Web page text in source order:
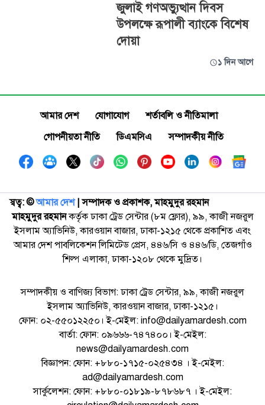
জুলাই গণঅভ্যুত্থান দিবস
উপলক্ষে রূপালী ব্যাংকে বিশেষ
দোয়া
১ দিন আগে
আমার দেশ যোগাযোগ
শর্তাবলি ও নীতিমালা
গোপনীয়তা নীতি
ডিএমসিএ সম্পাদকীয় নীতি
স্বত্ব: ©️আমার দেশ| সম্পাদক ও প্রকাশক, মাহমুদুর রহমান
মাহমুদুর রহমানকর্তৃক ঢাকা ট্রেড সেন্টার (৮ম ফ্লোর), ৯৯, কাজী নজরুল
ইসলাম অ্যাভিনিউ, কারওয়ান বাজার, ঢাকা-১২১৫ থেকে প্রকাশিত এবং
আমার দেশ পাবলিকেশন লিমিটেড প্রেস, ৪৪৬/সি ও ৪৪৬/ডি, তেজগাঁও
শিল্প এলাকা, ঢাকা-১২০৮ থেকে মুদ্রিত।
সম্পাদকীয় ও বাণিজ্য বিভাগ: ঢাকা ট্রেড সেন্টার, ৯৯, কাজী নজরুল
ইসলাম অ্যাভিনিউ, কারওয়ান বাজার, ঢাকা-১২১৫।
ফোন: ০২-৫৫০১২২৫০। ই-মেইল: info@dailyamardesh.com
বার্তা: ফোন: ০৯৬৬৬-৭৪৭৪০০। ই-মেইল:
news@dailyamardesh.com
বিজ্ঞাপন: ফোন: +৮৮০-১৭১৫-০২৫৪৩৪ । ই-মেইল:
ad@dailyamardesh.com
সার্কুলেশন: ফোন: +৮৮০-০১৮১৯-৮৭৮৬৮৭ । ই-মেইল: